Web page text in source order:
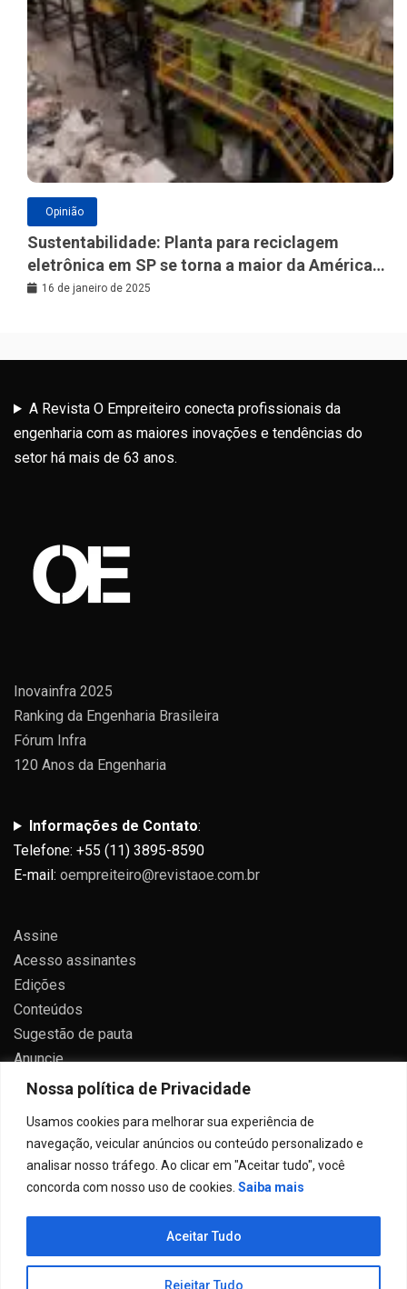
Nossa política de Privacidade
Usamos cookies para melhorar sua experiência de
navegação, veicular anúncios ou conteúdo personalizado e
analisar nosso tráfego. Ao clicar em "Aceitar tudo", você
concorda com nosso uso de cookies. Saiba mais
Rejeitar Tudo
Aceitar Tudo
Opinião
Sustentabilidade: Planta para reciclagem
eletrônica em SP se torna a maior da América
Latina
16 de janeiro de 2025
A Revista O Empreiteiro conecta profissionais da
engenharia com as maiores inovações e tendências do
setor há mais de 63 anos.
Inovainfra 2025
Ranking da Engenharia Brasileira
Fórum Infra
120 Anos da Engenharia
Informações de Contato:
Telefone: +55 (11) 3895-8590
E-mail: oempreiteiro@revistaoe.com.br
Assine
Acesso assinantes
Edições
Conteúdos
Sugestão de pauta
Anuncie
Contato
Todos direitos reservados 2024.
Proudly powered by WordPress|Theme: Allure News
Candid Themes